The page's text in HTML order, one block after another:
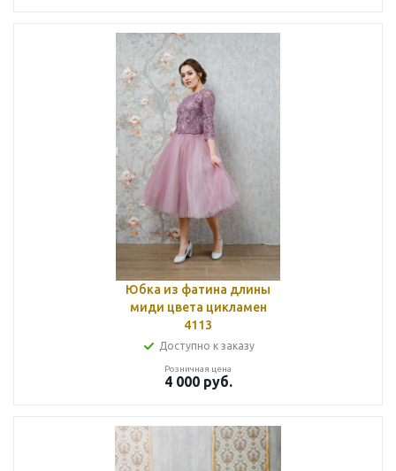
Юбка из фатина длины
миди цвета цикламен
4113
Доступно к заказу
Розничная цена
4 000руб.